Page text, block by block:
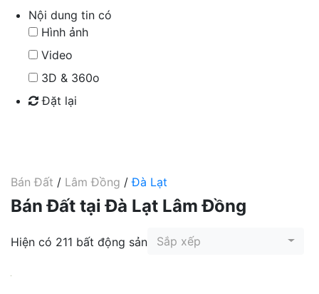
Nội dung tin có
Hình ảnh
Video
3D & 360o
Đặt lại
Bán Đất / Lâm Đồng /Đà Lạt
Bán Đất tại Đà Lạt Lâm Đồng
Hiện có 211 bất động sản Sắp xếp